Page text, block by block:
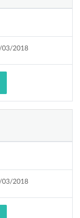
03/2018
03/2018